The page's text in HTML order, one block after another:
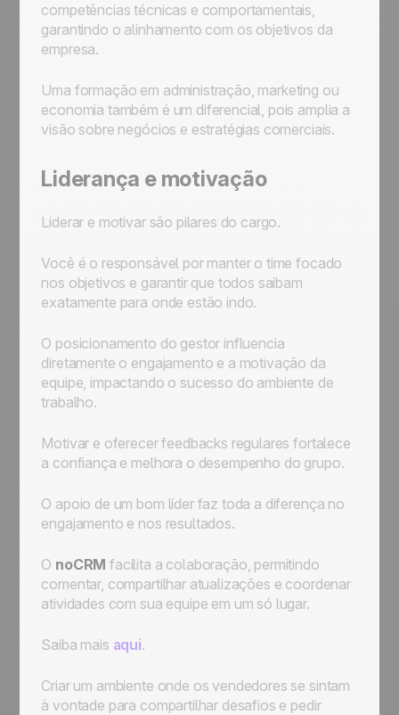
competências técnicas e comportamentais,
garantindo o alinhamento com os objetivos da
empresa.
Uma formação em administração, marketing ou
economia também é um diferencial, pois amplia a
visão sobre negócios e estratégias comerciais.
Liderança e motivação
Liderar e motivar são pilares do cargo.
Você é o responsável por manter o time focado
nos objetivos e garantir que todos saibam
exatamente para onde estão indo.
O posicionamento do gestor influencia
diretamente o engajamento e a motivação da
equipe, impactando o sucesso do ambiente de
trabalho.
Motivar e oferecer feedbacks regulares fortalece
a confiança e melhora o desempenho do grupo.
O apoio de um bom líder faz toda a diferença no
engajamento e nos resultados.
O noCRM facilita a colaboração, permitindo
comentar, compartilhar atualizações e coordenar
atividades com sua equipe em um só lugar.
Saiba mais aqui.
Criar um ambiente onde os vendedores se sintam
à vontade para compartilhar desafios e pedir